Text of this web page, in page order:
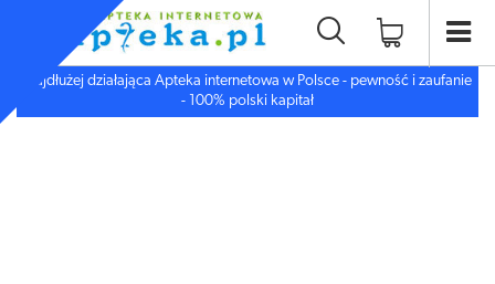
Najdłużej działająca Apteka internetowa w Polsce - pewność i zaufanie
- 100% polski kapitał